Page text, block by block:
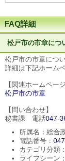
FAQ詳細
松戸市の市章につ
松戸市の市章につ
詳細は下記ホーム
【関連ホームページ
松戸市の市章
【問い合わせ】
秘書課 電話047-
所属名：総合
電話番号：
カテゴリ分類
ライフシーン